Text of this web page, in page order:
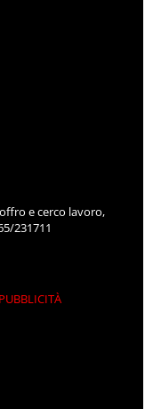
e cerco lavoro,
231711